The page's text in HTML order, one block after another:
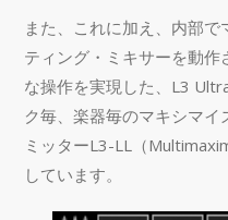
また、これに加え、内部
ティング・ミキサーを動
な操作を実現した、L3
ク毎、楽器毎のマキシマイ
ミッターL3-LL（
しています。